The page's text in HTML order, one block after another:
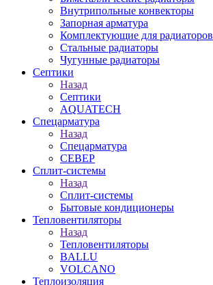
Внутрипольные конвекторы
Запорная арматура
Комплектующие для радиаторов
Стальные радиаторы
Чугунные радиаторы
Септики
Назад
Септики
AQUATECH
Спецарматура
Назад
Спецарматура
СЕВЕР
Сплит-системы
Назад
Сплит-системы
Бытовые кондиционеры
Тепловентиляторы
Назад
Тепловентиляторы
BALLU
VOLCANO
Теплоизоляция